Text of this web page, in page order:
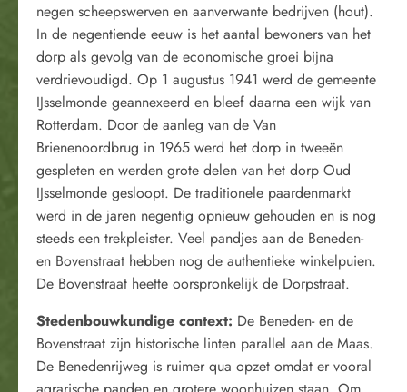
negen scheepswerven en aanverwante bedrijven (hout).
In de negentiende eeuw is het aantal bewoners van het
dorp als gevolg van de economische groei bijna
verdrievoudigd. Op 1 augustus 1941 werd de gemeente
IJsselmonde geannexeerd en bleef daarna een wijk van
Rotterdam. Door de aanleg van de Van
Brienenoordbrug in 1965 werd het dorp in tweeën
gespleten en werden grote delen van het dorp Oud
IJsselmonde gesloopt. De traditionele paardenmarkt
werd in de jaren negentig opnieuw gehouden en is nog
steeds een trekpleister. Veel pandjes aan de Beneden-
en Bovenstraat hebben nog de authentieke winkelpuien.
De Bovenstraat heette oorspronkelijk de Dorpstraat.
Stedenbouwkundige context: De Beneden- en de
Bovenstraat zijn historische linten parallel aan de Maas.
De Benedenrijweg is ruimer qua opzet omdat er vooral